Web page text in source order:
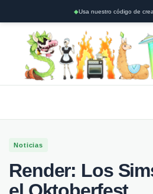
◆Usa nuestro código de
Noticias
Render: Los